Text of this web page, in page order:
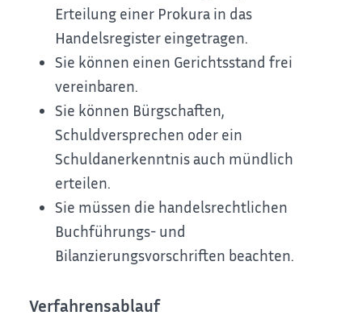
Erteilung einer Prokura in das
Handelsregister eingetragen.
Sie können einen Gerichtsstand frei
vereinbaren.
Sie können Bürgschaften,
Schuldversprechen oder ein
Schuldanerkenntnis auch mündlich
erteilen.
Sie müssen die handelsrechtlichen
Buchführungs- und
Bilanzierungsvorschriften beachten.
Verfahrensablauf